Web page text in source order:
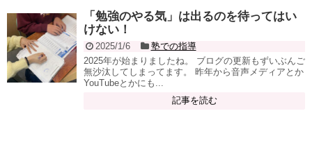
「勉強のやる気」は出るのを待ってはい
けない！
2025/1/6
塾での指導
2025年が始まりましたね。 ブログの更新もずいぶんご
無沙汰してしまってます。 昨年から音声メディアとか
YouTubeとかにも...
記事を読む